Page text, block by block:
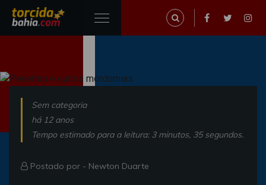
Sem categoria
há 12 anos
Tempo estimado para a leitura: 3 minutos, 35 segundos.
Postado por - Newton Duarte